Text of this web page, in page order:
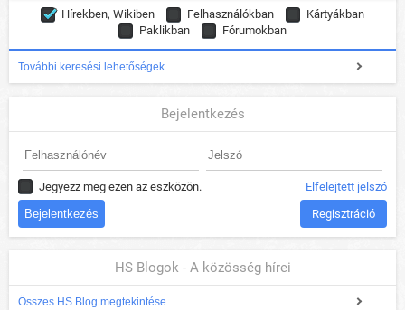
Hírekben, Wikiben Felhasználókban
Kártyákban
Paklikban
Fórumokban
További keresési lehetőségek
Bejelentkezés
Jegyezz meg ezen az eszközön. Elfelejtett jelszó
Regisztráció
HS Blogok - A közösség hírei
Összes HS Blog megtekintése